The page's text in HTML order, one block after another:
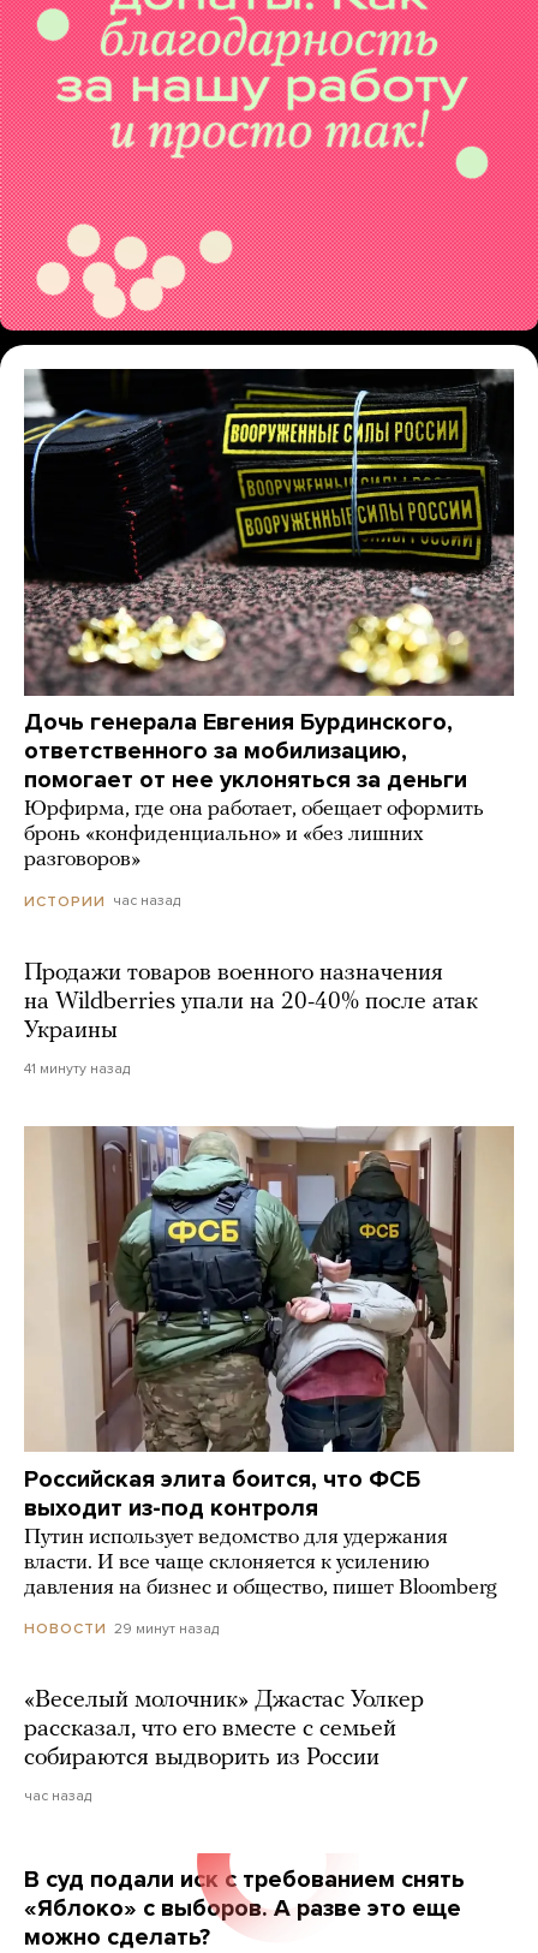
Дочь генерала Евгения Бурдинского,
ответственного за мобилизацию,
помогает от нее уклоняться за деньги
Юрфирма, где она работает, обещает оформить
бронь «конфиденциально» и «без лишних
разговоров»
ИСТОРИИ час назад
Продажи товаров военного назначения
на Wildberries упали на 20-40% после атак
Украины
41 минуту назад
Российская элита боится, что ФСБ
выходит из-под контроля
Путин использует ведомство для удержания
власти. И все чаще склоняется к усилению
давления на бизнес и общество, пишет Bloomberg
НОВОСТИ 29 минут назад
«Веселый молочник» Джастас Уолкер
рассказал, что его вместе с семьей
собираются выдворить из России
час назад
В суд подали иск с требованием снять
«Яблоко» с выборов. А разве это еще
можно сделать?